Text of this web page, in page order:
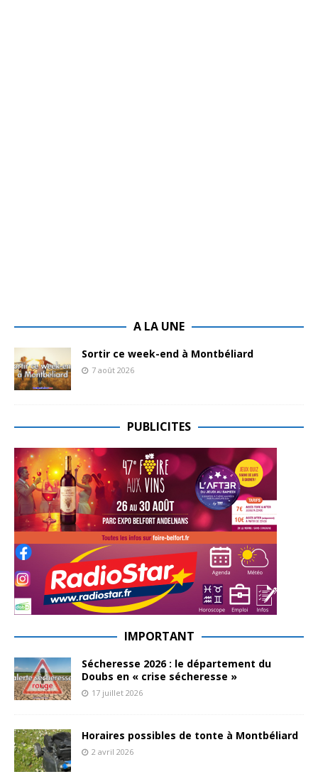
A LA UNE
Sortir ce week-end à Montbéliard
7 août 2026
PUBLICITES
IMPORTANT
Sécheresse 2026 : le département du
Doubs en « crise sécheresse »
17 juillet 2026
Horaires possibles de tonte à Montbéliard
2 avril 2026